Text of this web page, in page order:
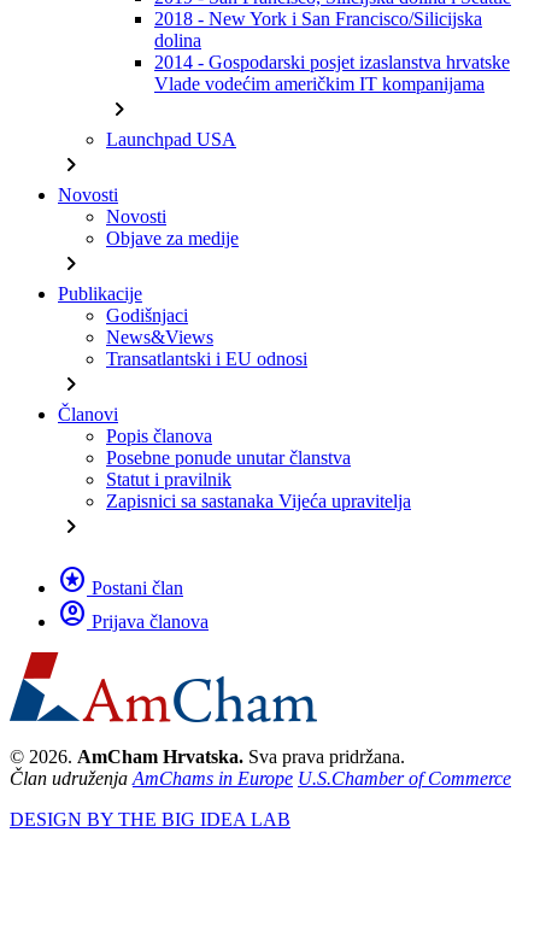
2018 - New York i San Francisco/Silicijska
dolina
2014 - Gospodarski posjet izaslanstva hrvatske
Vlade vodećim američkim IT kompanijama
chevron_right
Launchpad USA
chevron_right
Novosti
Novosti
Objave za medije
chevron_right
Publikacije
Godišnjaci
News&Views
Transatlantski i EU odnosi
chevron_right
Članovi
Popis članova
Posebne ponude unutar članstva
Statut i pravilnik
Zapisnici sa sastanaka Vijeća upravitelja
chevron_right
stars Postani član
account_circle Prijava članova
© 2026. AmCham Hrvatska. Sva prava pridržana.
Član udruženja AmChams in Europe U.S.Chamber of Commerce
DESIGN BY THE BIG IDEA LAB